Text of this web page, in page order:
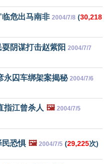
临危出马南非 2004/7/8 (30,218
阴谋打击赵紫阳 2004/7/7
永囚车绑架案揭秘 2004/7/6
指江曾杀人 🖼️ 2004/7/5
民恐惧 🖼️ 2004/7/5 (29,225次)